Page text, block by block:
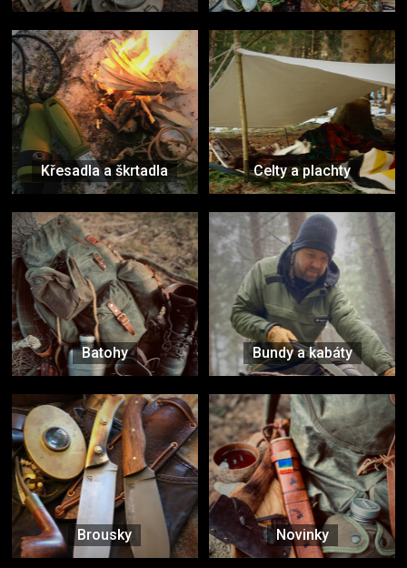
Křesadla a škrtadla Celty a plachty
Batohy Bundy a kabáty
Brousky Novinky